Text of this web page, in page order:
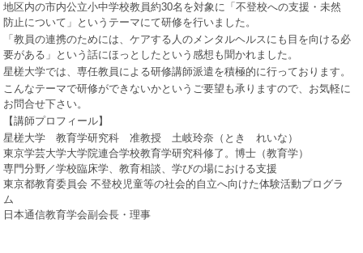
地区内の市内公立小中学校教員約30名を対象に「不登校への支援・未然
防止について」というテーマにて研修を行いました。
「教員の連携のためには、ケアする人のメンタルヘルスにも目を向ける必
要がある」という話にほっとしたという感想も聞かれました。
星槎大学では、専任教員による研修講師派遣を積極的に行っております。
こんなテーマで研修ができないかというご要望も承りますので、お気軽に
お問合せ下さい。
【講師プロフィール】
星槎大学 教育学研究科 准教授 土岐玲奈（とき れいな）
東京学芸大学大学院連合学校教育学研究科修了。博士（教育学）
専門分野／学校臨床学、教育相談、学びの場における支援
東京都教育委員会 不登校児童等の社会的自立へ向けた体験活動プログラ
ム
日本通信教育学会副会長・理事